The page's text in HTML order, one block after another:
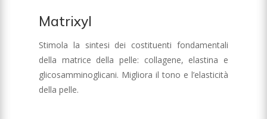
Matrixyl
Stimola la sintesi dei costituenti fondamentali
della matrice della pelle: collagene, elastina e
glicosamminoglicani. Migliora il tono e l’elasticità
della pelle.